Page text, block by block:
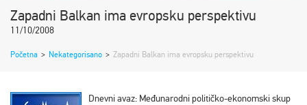
Zapadni Balkan ima evropsku perspektivu
11/10/2008
Početna > Nekategorisano > Zapadni Balkan ima evropsku perspektivu
Dnevni avaz: Međunarodni političko-ekonomski skup